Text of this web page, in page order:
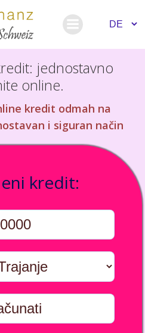
to
content
jednostavno
online.
kredit odmah na
i siguran način
kredit: